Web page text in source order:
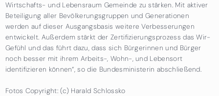
Wirtschafts- und Lebensraum Gemeinde zu stärken. Mit aktiver
Beteiligung aller Bevölkerungsgruppen und Generationen
werden auf dieser Ausgangsbasis weitere Verbesserungen
entwickelt. Außerdem stärkt der Zertifizierungsprozess das Wir-
Gefühl und das führt dazu, dass sich Bürgerinnen und Bürger
noch besser mit ihrem Arbeits-, Wohn-, und Lebensort
identifizieren können“, so die Bundesministerin abschließend.
Fotos Copyright: (c) Harald Schlossko